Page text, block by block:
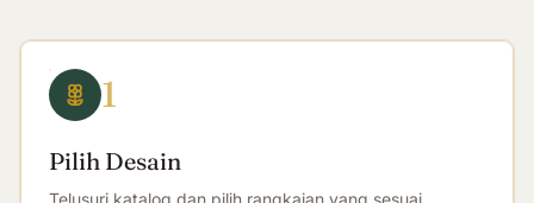
1
Pilih Desain
Telusuri katalog dan pilih rangkaian yang sesuai